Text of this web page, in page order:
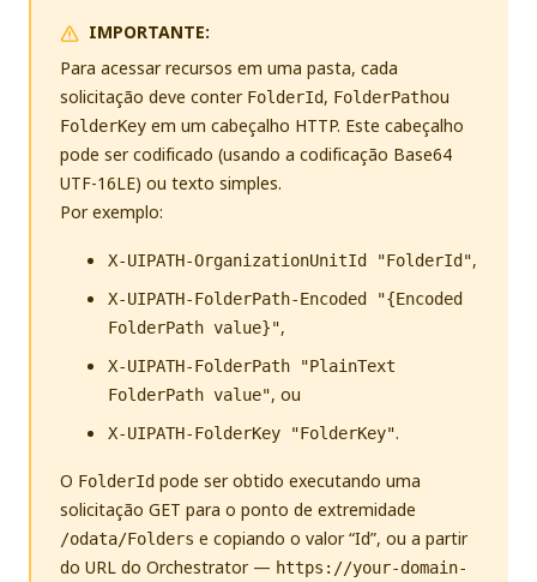
IMPORTANTE:
Para acessar recursos em uma pasta, cada
solicitação deve conter FolderId, FolderPathou
FolderKey em um cabeçalho HTTP. Este cabeçalho
pode ser codificado (usando a codificação Base64
UTF-16LE) ou texto simples.
Por exemplo:
X-UIPATH-OrganizationUnitId "FolderId",
X-UIPATH-FolderPath-Encoded "{Encoded
FolderPath value}",
X-UIPATH-FolderPath "PlainText
FolderPath value", ou
X-UIPATH-FolderKey "FolderKey".
O FolderId pode ser obtido executando uma
solicitação GET para o ponto de extremidade
/odata/Folders e copiando o valor “Id”, ou a partir
do URL do Orchestrator — https://your-domain-